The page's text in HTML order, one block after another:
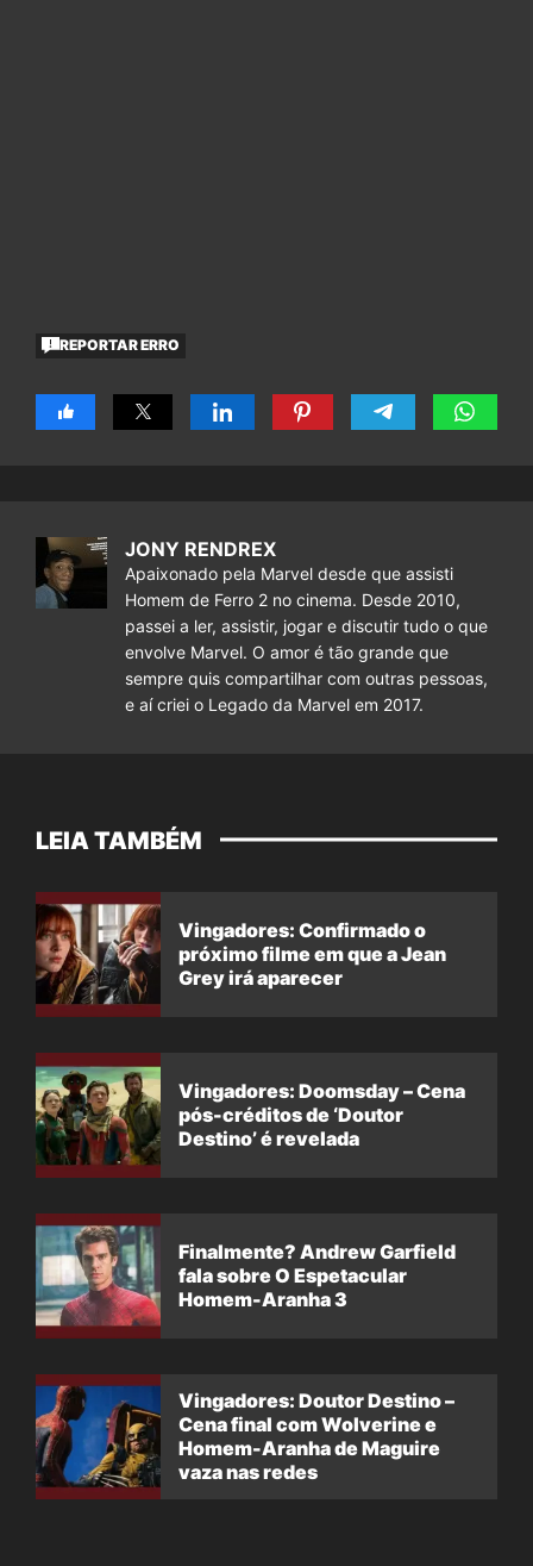
REPORTAR ERRO
JONY RENDREX
Apaixonado pela Marvel desde que assisti
Homem de Ferro 2 no cinema. Desde 2010,
passei a ler, assistir, jogar e discutir tudo o que
envolve Marvel. O amor é tão grande que
sempre quis compartilhar com outras pessoas,
e aí criei o Legado da Marvel em 2017.
LEIA TAMBÉM
Vingadores: Confirmado o
próximo filme em que a Jean
Grey irá aparecer
Vingadores: Doomsday – Cena
pós-créditos de ‘Doutor
Destino’ é revelada
Finalmente? Andrew Garfield
fala sobre O Espetacular
Homem-Aranha 3
Vingadores: Doutor Destino –
Cena final com Wolverine e
Homem-Aranha de Maguire
vaza nas redes